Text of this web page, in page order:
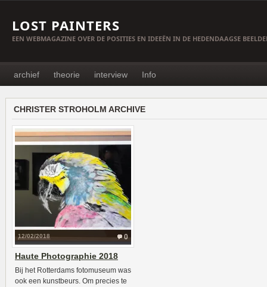
LOST PAINTERS
EEN WEBMAGAZINE OVER DE POSITIES EN IDEEËN IN DE HEDENDAAGSE
archief theorie interview Info
CHRISTER STROHOLM ARCHIVE
0
12/02/2018
Haute Photographie 2018
Bij het Rotterdams fotomuseum was
ook een kunstbeurs. Om precies te